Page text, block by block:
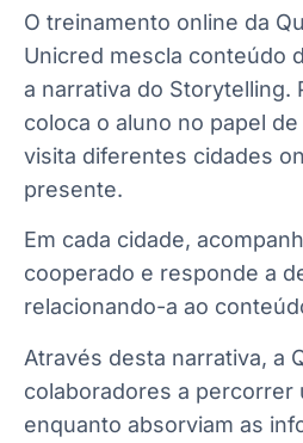
O treinamento online da
Unicred mescla conteúdo
a narrativa do Storytelling.
coloca o aluno no papel
visita diferentes cidades
presente.
Em cada cidade,
cooperado e responde a
relacionando-a ao
Através desta narrativa, a
colaboradores a percorrer
enquanto absorviam as